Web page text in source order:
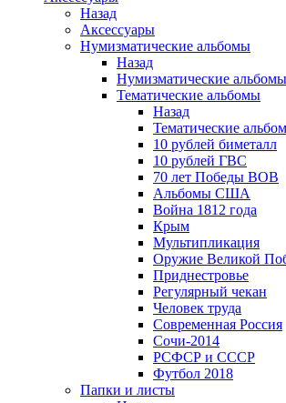
Назад
Аксессуары
Нумизматические альбомы
Назад
Нумизматические альбомы
Тематические альбомы
Назад
Тематические
10 рублей биметалл
10 рублей ГВС
70 лет Победы ВОВ
Альбомы США
Война 1812 года
Крым
Мультипликация
Оружие Великой
Приднестровье
Регулярный чекан
Человек труда
Современная Россия
Сочи-2014
РСФСР и СССР
Футбол 2018
Папки и листы